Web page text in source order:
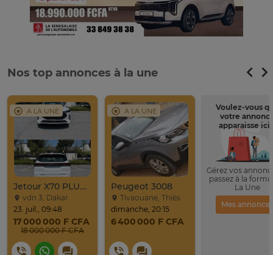
Nos top annonces à la une
A LA UNE
Jetour X70 PLUS 2024
vdn 3, Dakar
23. juil., 09:48
17 000 000 F CFA
18 000 000 F CFA
A LA UNE
Peugeot 3008
Tivaouane, Thiès
dimanche, 20:15
6 400 000 F CFA
Voulez-vous
votre
apparaisse ici
Gérez vos
passez à la
La Une
Mes annonces